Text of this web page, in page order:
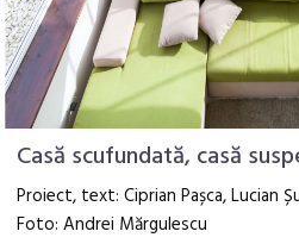
Casă scufundată, casă
Proiect, text: Ciprian Pașca, Lucian
Foto: Andrei Mărgulescu